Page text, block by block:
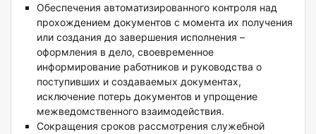
Обеспечения автоматизированного контроля над
прохождением документов с момента их получения
или создания до завершения исполнения –
оформления в дело, своевременное
информирование работников и руководства о
поступивших и создаваемых документах,
исключение потерь документов и упрощение
межведомственного взаимодействия.
Сокращения сроков рассмотрения служебной